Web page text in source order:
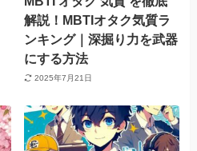
解説！MBTIオタク気質ラ
ンキング｜深掘り力を武器
にする方法
2025年7月21日